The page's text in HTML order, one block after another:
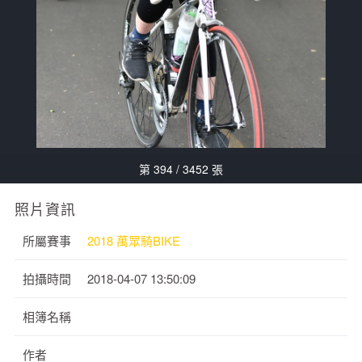
第 394 / 3452 張
照片資訊
所屬賽事 2018 萬眾騎BIKE
拍攝時間 2018-04-07 13:50:09
相簿名稱
作者